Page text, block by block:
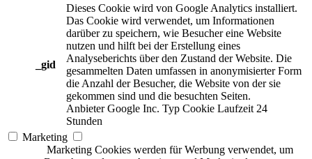
_gid
Dieses Cookie wird von Google Analytics installiert.
Das Cookie wird verwendet, um Informationen
darüber zu speichern, wie Besucher eine Website
nutzen und hilft bei der Erstellung eines
Analyseberichts über den Zustand der Website. Die
gesammelten Daten umfassen in anonymisierter Form
die Anzahl der Besucher, die Website von der sie
gekommen sind und die besuchten Seiten.
Anbieter Google Inc. Typ Cookie Laufzeit 24
Stunden
Marketing
Marketing Cookies werden für Werbung verwendet, um